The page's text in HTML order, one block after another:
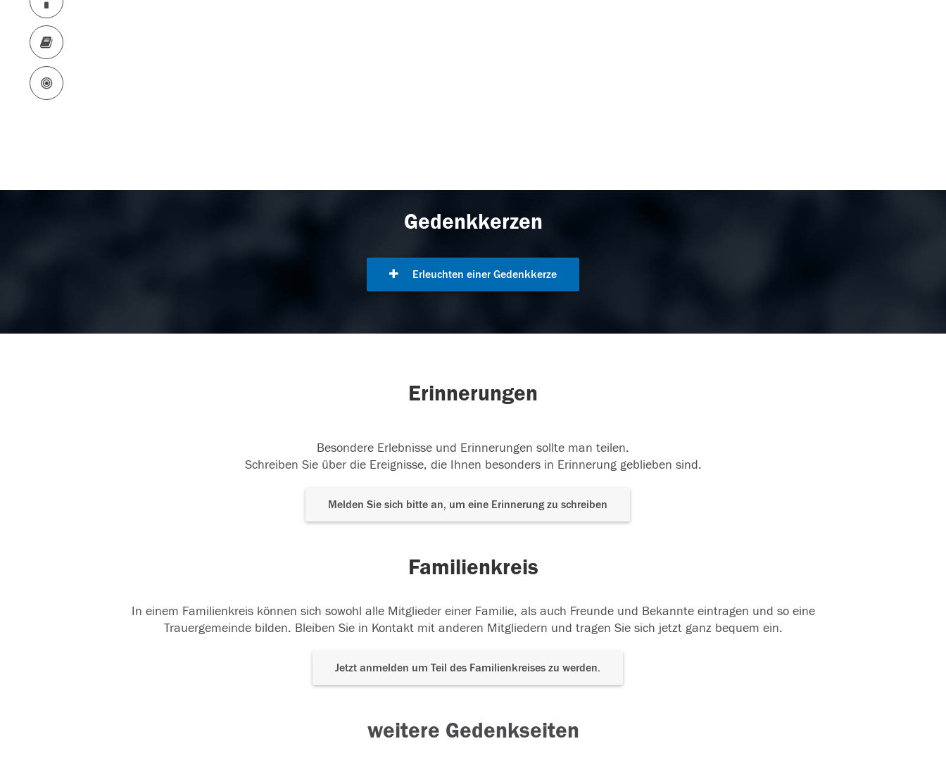
Gedenkkerzen
Erleuchten einer Gedenkkerze
Erinnerungen
Besondere Erlebnisse und Erinnerungen sollte man teilen.
Schreiben Sie über die Ereignisse, die Ihnen besonders in Erinnerung geblieben sind.
Melden Sie sich bitte an, um eine Erinnerung zu schreiben
Familienkreis
In einem Familienkreis können sich sowohl alle Mitglieder einer Familie, als auch Freunde und Bekannte eintragen und so eine
Trauergemeinde bilden. Bleiben Sie in Kontakt mit anderen Mitgliedern und tragen Sie sich jetzt ganz bequem ein.
Jetzt anmelden um Teil des Familienkreises zu werden.
weitere Gedenkseiten